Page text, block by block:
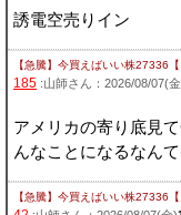
誘電空売りイン
【急騰】今買えばいい株27336【
185 :山師さん：2026/08/07(
アメリカの寄り底見
んなことになるなん
【急騰】今買えばいい株27336【